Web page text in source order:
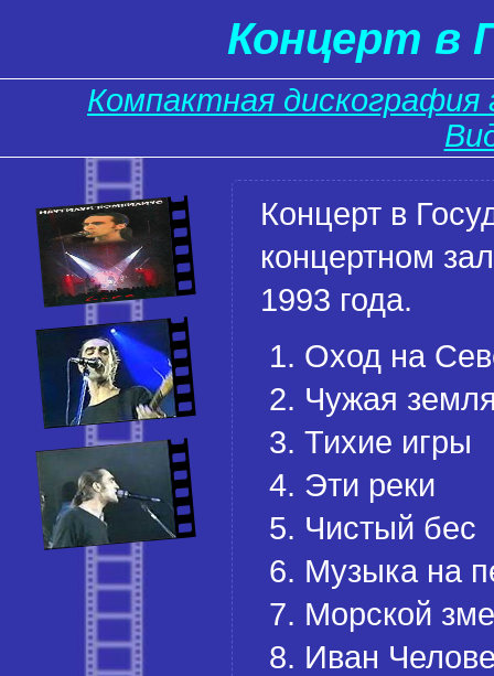
Концерт в
Компактная
Концерт в
концертном
1993 года.
Оход на
Чужая
Тихие игры
Эти реки
Чистый бес
Музыка на
Морской
Иван